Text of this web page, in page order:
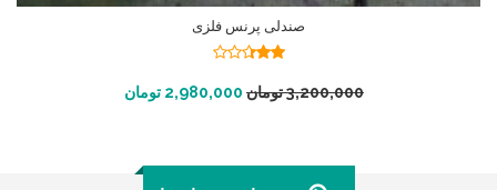
صندلی پرنس فلزی
از 5 3,200,000تومان 2,980,000 تومان افزودن به سبد خرید